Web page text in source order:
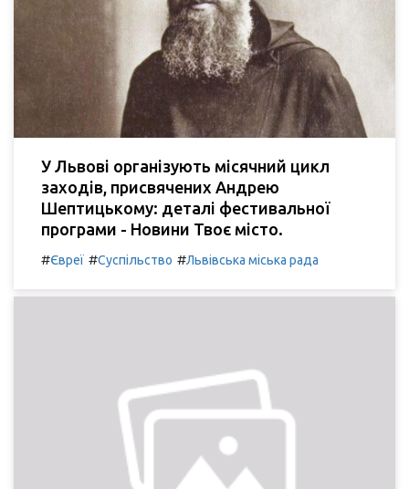
У Львові організують місячний цикл
заходів, присвячених Андрею
Шептицькому: деталі фестивальної
програми - Новини Твоє місто.
#Євреї #Суспільство #Львівська міська рада